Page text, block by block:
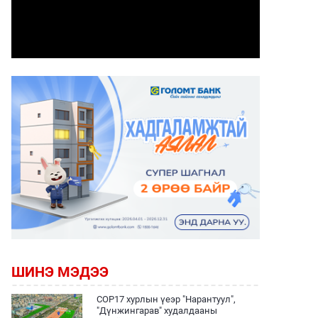
ШИНЭ МЭДЭЭ
COP17 хурлын үеэр "Нарантуул",
"Дүнжингарав" худалдааны